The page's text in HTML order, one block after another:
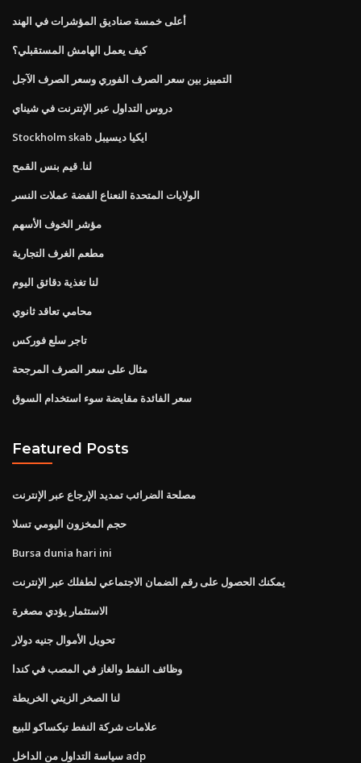
أعلى خمسة صناديق المؤشرات في الهند
كيف يعمل الهامش المستقبلي؟
التمييز بين سعر الصرف الفوري وسعر الصرف الآجل
دروس التداول عبر الإنترنت في شيناي
Stockholm skab ايكيا ديسيبل
لنا. قيم بنس القمح
الولايات المتحدة النعناع الفضة عملات النسر
مؤشر الخوف الأسهم
مطعم الغرف التجارية
لنا تغذية دقائق اليوم
محامي تعاقد ثانوي
تاجر سلع فوركس
مثال على سعر الصرف المرجحة
سعر الفائدة مقايضة سوء استخدام السوق
Featured Posts
مصلحة الضرائب تمديد الإرجاع عبر الإنترنت
حجم المخزون اليومي تسلا
Bursa dunia hari ini
يمكنك الحصول على رقم الضمان الاجتماعي لطفلك عبر الإنترنت
الاستثمار يؤدي مصغرة
تحويل الأموال جنيه دولار
وظائف النفط والغاز في المصب في كندا
لنا الصخر الزيتي الخريطة
علامات شركة النفط تيكساكو للبيع
سياسة التداول من الداخل adp